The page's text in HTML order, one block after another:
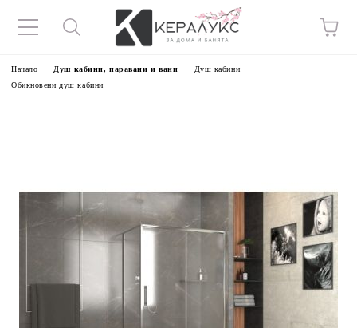
Начало Душ кабини, паравани и вани
Душ кабини
Обикновени душ кабини